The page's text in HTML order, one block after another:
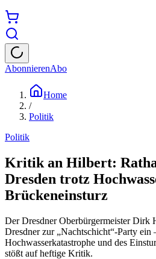
AbonnierenAbo
Home
/
Politik
Politik
Kritik an Hilbert:
Dresden trotz
Brückeneinsturz
Der Dresdner Oberbürgermeister Dirk
Dresdner zur „Nachtschicht“-Party ein
Hochwasserkatastrophe und des
stößt auf heftige Kritik.